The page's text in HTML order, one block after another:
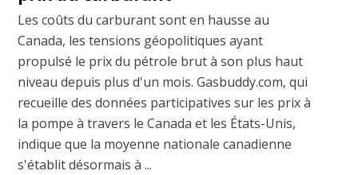
Les coûts du carburant sont en hausse au
Canada, les tensions géopolitiques ayant
propulsé le prix du pétrole brut à son plus haut
niveau depuis plus d'un mois. Gasbuddy.com, qui
recueille des données participatives sur les prix à
la pompe à travers le Canada et les États-Unis,
indique que la moyenne nationale canadienne
s'établit désormais à ...